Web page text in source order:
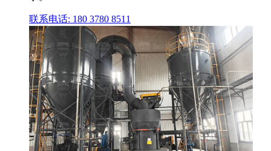
联系电话: 180 3780 8511